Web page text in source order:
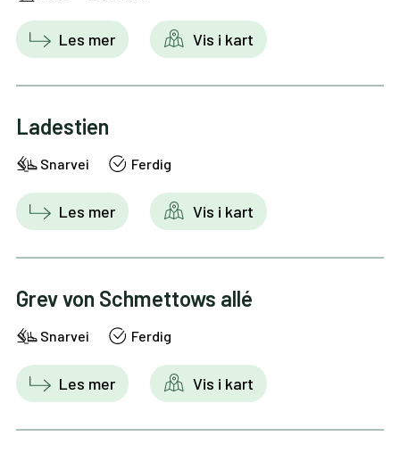
Les mer Vis i kart
Ladestien
Snarvei Ferdig
Les mer Vis i kart
Grev von Schmettows allé
Snarvei Ferdig
Les mer Vis i kart